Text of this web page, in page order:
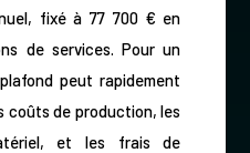
fixé à 77 700 € en
de services. Pour un
peut rapidement
coûts de production, les
et les frais de